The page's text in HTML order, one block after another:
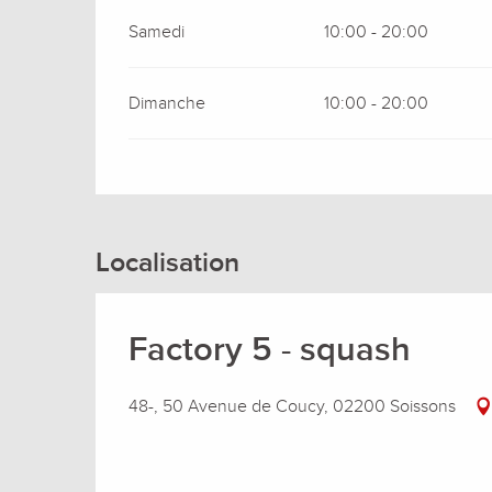
Samedi 10:00 - 20:00
Dimanche 10:00 - 20:00
Localisation
Factory 5 - squash
48-, 50 Avenue de Coucy, 02200 Soissons